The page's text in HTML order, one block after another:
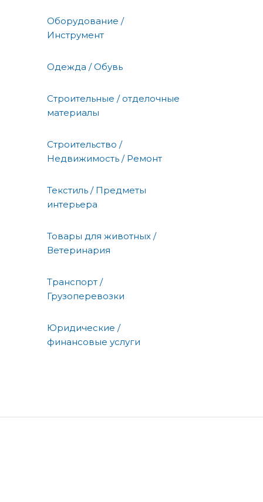
Оборудование /
Инструмент
Одежда / Обувь
Строительные / отделочные
материалы
Строительство /
Недвижимость / Ремонт
Текстиль / Предметы
интерьера
Товары для животных /
Ветеринария
Транспорт /
Грузоперевозки
Юридические /
финансовые услуги